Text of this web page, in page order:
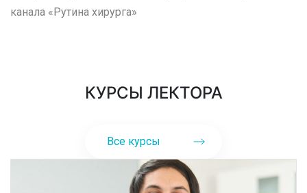
канала «Рутина хирурга»
КУРСЫ ЛЕКТОРА
Все курсы